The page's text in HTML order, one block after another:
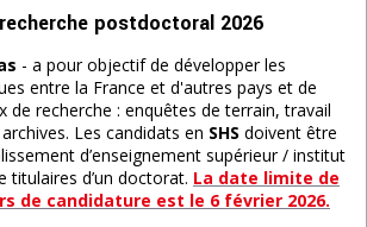
postdoctoral 2026
- a pour objectif de développer les
entre la France et d'autres pays et de
de recherche : enquêtes de terrain, travail
Les candidats en SHS doivent être
d’enseignement supérieur / institut
titulaires d’un doctorat. La date limite de
de candidature est le 6 février 2026.